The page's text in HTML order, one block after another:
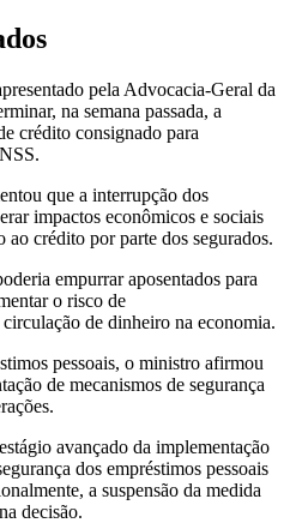
pela Advocacia-Geral da
na semana passada, a
crédito consignado para
que a interrupção dos
impactos econômicos e sociais
ao crédito por parte dos segurados.
empurrar aposentados para
o risco de
de dinheiro na economia.
pessoais, o ministro afirmou
de mecanismos de segurança
avançado da implementação
dos empréstimos pessoais
a suspensão da medida
decisão.